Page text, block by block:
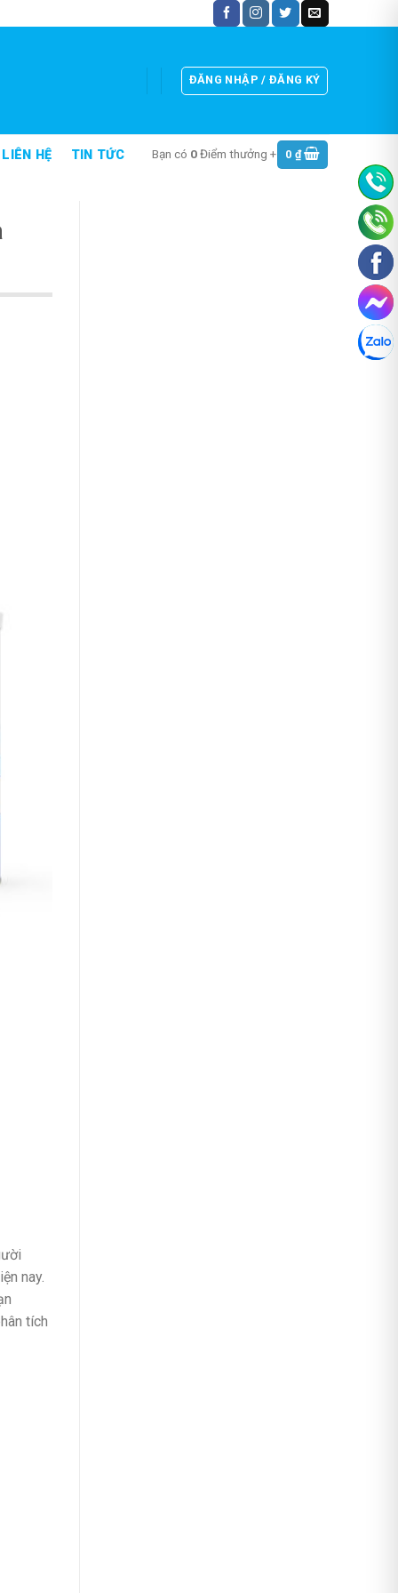
ĐĂNG NHẬP / ĐĂNG KÝ
LIÊN HỆ TIN TỨC Bạn có 0Điểm thưởng + 0 ₫
nay.
tích